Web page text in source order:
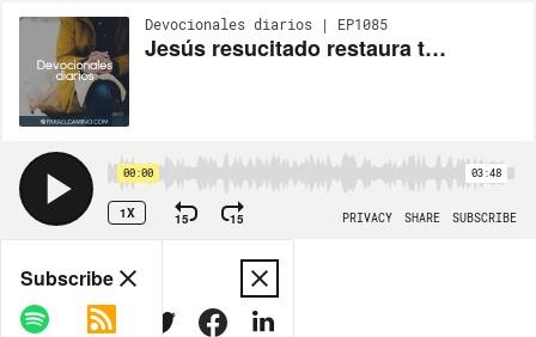
Devocionales diarios | EP1085
Jesús resucitado restaura tus heridas
00:00 03:48
1X 15 15 PRIVACY SHARE SUBSCRIBE
Share
COPY LINK
Subscribe